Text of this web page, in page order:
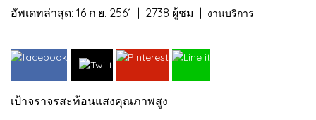
อัพเดทล่าสุด: 16 ก.ย. 2561 2738 ผู้ชม งานบริการ
เป้าจราจรสะท้อนแสงคุณภาพสูง